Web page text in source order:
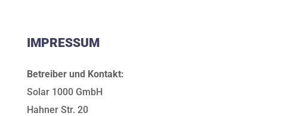
IMPRESSUM
Betreiber und Kontakt:
Solar 1000 GmbH
Hahner Str. 20